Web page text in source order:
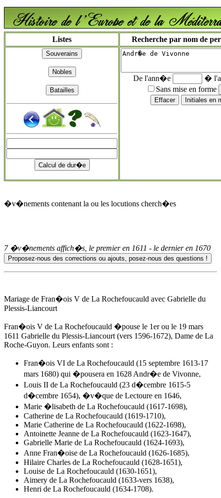
Listes Recherche par nom de
De l'ann�e
�
Sans mise en forme
�v�nements contenant la ou les locutions cherch�es
7 �v�nements affich�s, le premier en 1611 - le dernier en 1670
Mariage de Fran�ois V de La Rochefoucauld avec Gabrielle du
Plessis-Liancourt
Fran�ois V de La Rochefoucauld �pouse le 1er ou le 19 mars
1611 Gabrielle du Plessis-Liancourt (vers 1596-1672), Dame de La
Roche-Guyon. Leurs enfants sont :
Fran�ois VI de La Rochefoucauld (15 septembre 1613-17
mars 1680) qui �pousera en 1628 Andr�e de Vivonne,
Louis II de La Rochefoucauld (23 d�cembre 1615-5
d�cembre 1654), �v�que de Lectoure en 1646,
Marie �lisabeth de La Rochefoucauld (1617-1698),
Catherine de La Rochefoucauld (1619-1710),
Marie Catherine de La Rochefoucauld (1622-1698),
Antoinette Jeanne de La Rochefoucauld (1623-1647),
Gabrielle Marie de La Rochefoucauld (1624-1693),
Anne Fran�oise de La Rochefoucauld (1626-1685),
Hilaire Charles de La Rochefoucauld (1628-1651),
Louise de La Rochefoucauld (1630-1651),
Aimery de La Rochefoucauld (1633-vers 1638),
Henri de La Rochefoucauld (1634-1708).